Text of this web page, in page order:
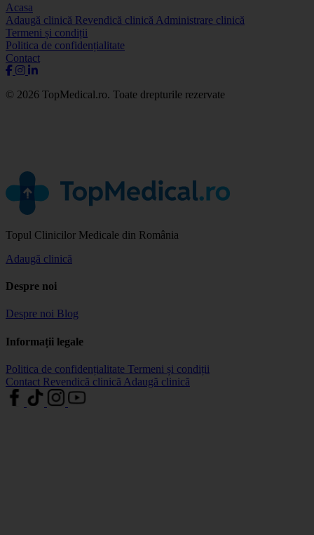
Acasa
Adaugă clinică Revendică clinică Administrare clinică
Termeni și condiții
Politica de confidențialitate
Contact
© 2026 TopMedical.ro. Toate drepturile rezervate
Topul Clinicilor Medicale din România
Adaugă clinică
Despre noi
Despre noi Blog
Informații legale
Politica de confidențialitate Termeni și condiții
Contact Revendică clinică Adaugă clinică